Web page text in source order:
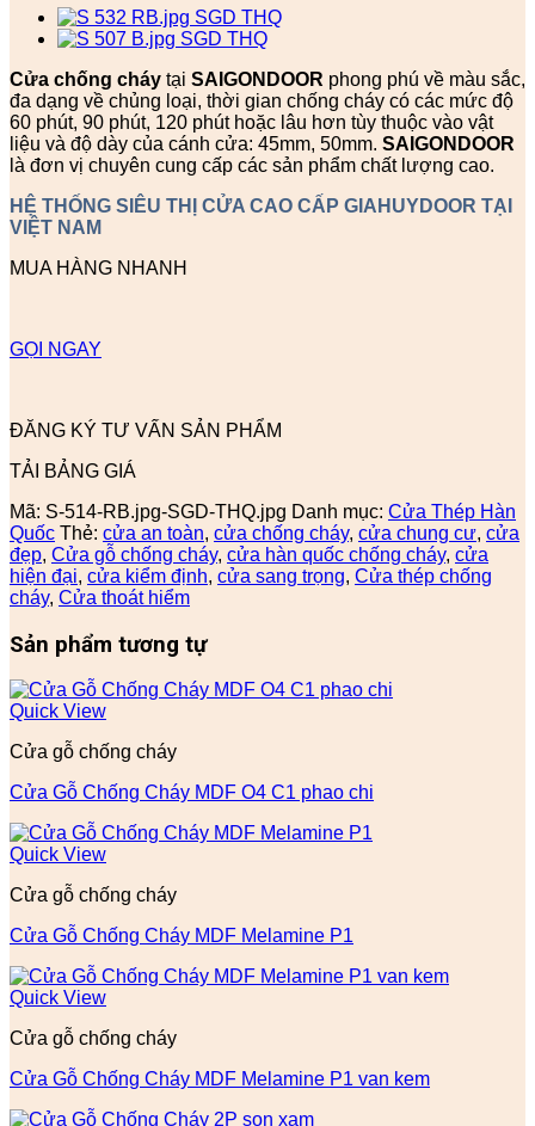
Cửa chống cháy tại SAIGONDOOR phong phú về màu sắc,
đa dạng về chủng loại, thời gian chống cháy có các mức độ
60 phút, 90 phút, 120 phút hoặc lâu hơn tùy thuộc vào vật
liệu và độ dày của cánh cửa: 45mm, 50mm. SAIGONDOOR
là đơn vị chuyên cung cấp các sản phẩm chất lượng cao.
HỆ THỐNG SIÊU THỊ CỬA CAO CẤP GIAHUYDOOR TẠI
VIỆT NAM
MUA HÀNG NHANH
GỌI NGAY
ĐĂNG KÝ TƯ VẤN SẢN PHẨM
TẢI BẢNG GIÁ
Mã: S-514-RB.jpg-SGD-THQ.jpg Danh mục: Cửa Thép Hàn
Quốc Thẻ: cửa an toàn, cửa chống cháy, cửa chung cư, cửa
đẹp, Cửa gỗ chống cháy, cửa hàn quốc chống cháy, cửa
hiện đại, cửa kiểm định, cửa sang trọng, Cửa thép chống
cháy, Cửa thoát hiểm
Sản phẩm tương tự
Quick View
Cửa gỗ chống cháy
Cửa Gỗ Chống Cháy MDF O4 C1 phao chi
Quick View
Cửa gỗ chống cháy
Cửa Gỗ Chống Cháy MDF Melamine P1
Quick View
Cửa gỗ chống cháy
Cửa Gỗ Chống Cháy MDF Melamine P1 van kem